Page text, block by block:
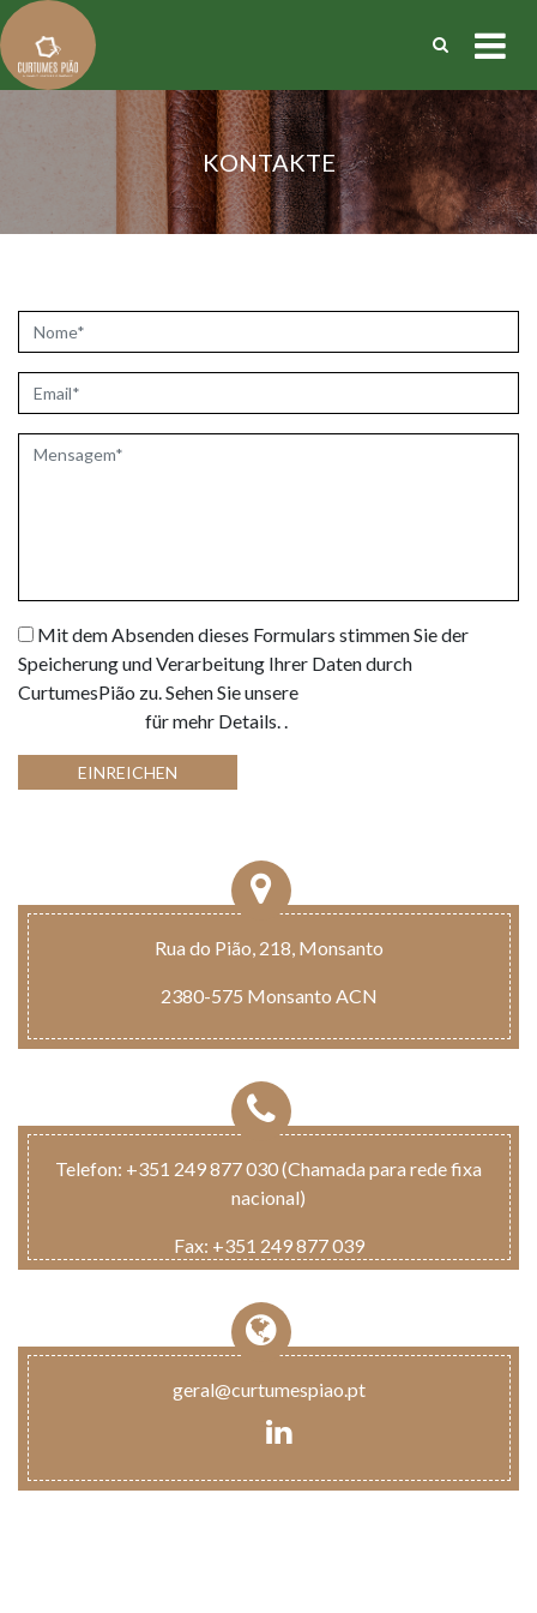
KONTAKTE
Mit dem Absenden dieses Formulars stimmen Sie der
Speicherung und Verarbeitung Ihrer Daten durch
CurtumesPião zu. Sehen Sie unsere
für mehr Details..
EINREICHEN
Rua do Pião, 218, Monsanto
2380-575 Monsanto ACN
Telefon: +351 249 877 030 (Chamada para rede fixa
nacional)
Fax: +351 249 877 039
geral@curtumespiao.pt